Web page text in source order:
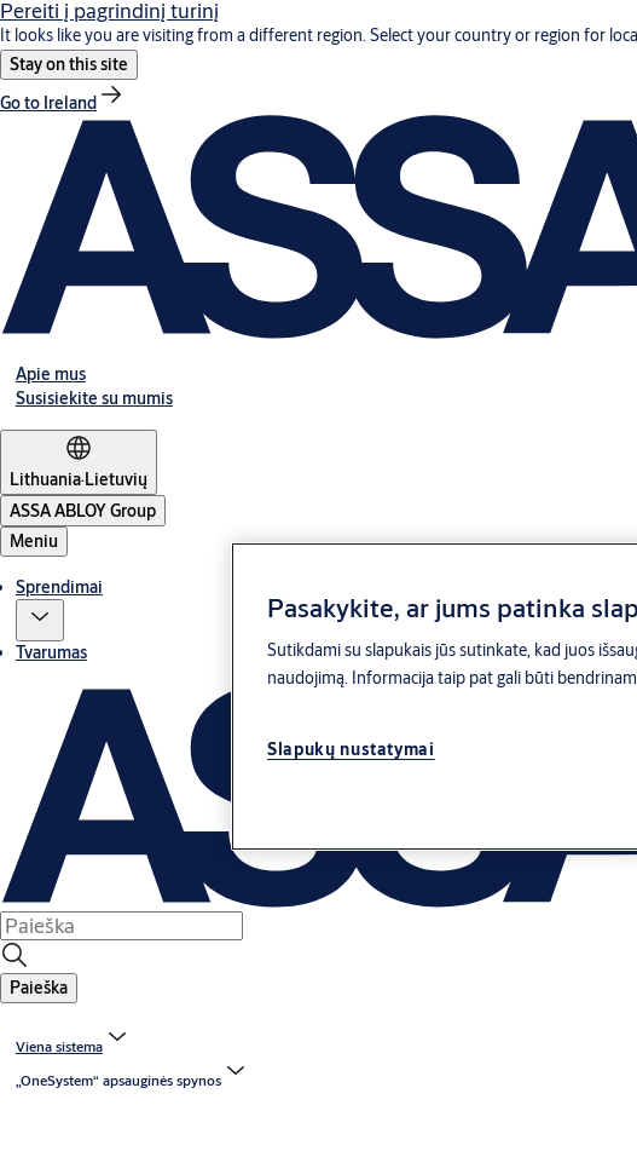
Pereiti į pagrindinį turinį
It looks like you are visiting from a different region. Select your country or region for
Stay on this site
Go to Ireland
Apie mus
Susisiekite su mumis
Lithuania·Lietuvių
ASSA ABLOY Group
Meniu
Sprendimai
Tvarumas
Paieška
Viena sistema
„OneSystem“ apsauginės spynos
Pasakykite, ar jums patinka
Sutikdami su slapukais jūs sutinkate, kad juos
naudojimą. Informacija taip pat gali būti
Slapukų nustatymai